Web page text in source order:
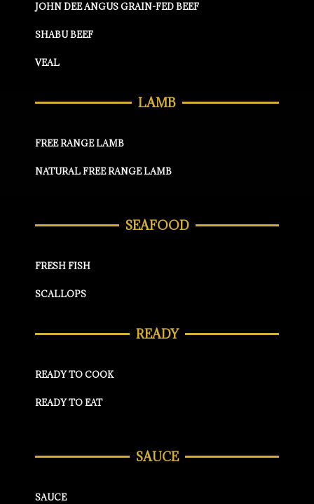
JOHN DEE ANGUS GRAIN-FED BEEF
SHABU BEEF
VEAL
LAMB
FREE RANGE LAMB
NATURAL FREE RANGE LAMB
SEAFOOD
FRESH FISH
SCALLOPS
READY
READY TO COOK
READY TO EAT
SAUCE
SAUCE